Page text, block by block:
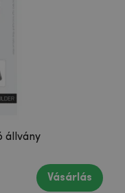
állvány
Vásárlás